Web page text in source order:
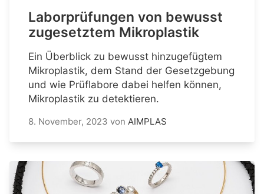
Laborprüfungen von bewusst
zugesetztem Mikroplastik
Ein Überblick zu bewusst hinzugefügtem
Mikroplastik, dem Stand der Gesetzgebung
und wie Prüflabore dabei helfen können,
Mikroplastik zu detektieren.
8. November, 2023 von AIMPLAS